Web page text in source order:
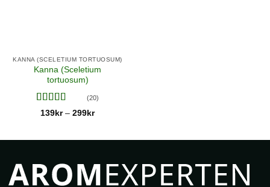
KANNA (SCELETIUM TORTUOSUM)
Kanna (Sceletium
tortuosum)
Betygsatt
(20)
139kr – 299krPrisintervall: